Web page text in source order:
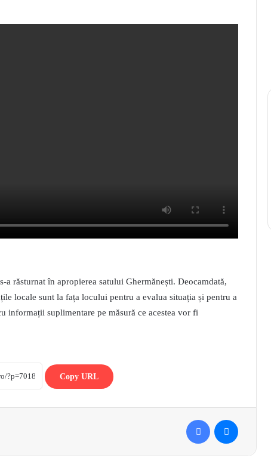
a răsturnat în apropierea satului Ghermănești. Deocamdată,
locale sunt la fața locului pentru a evalua situația și pentru a
informații suplimentare pe măsură ce acestea vor fi
Copy URL